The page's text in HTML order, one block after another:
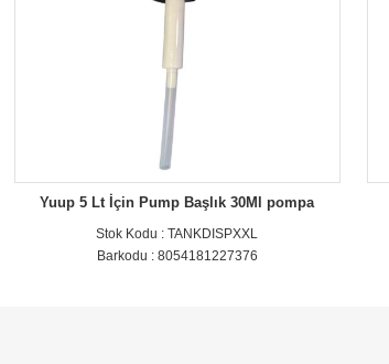
Yuup 5 Lt İçin Pump Başlık 30Ml pompa
Stok Kodu : TANKDISPXXL
Barkodu : 8054181227376